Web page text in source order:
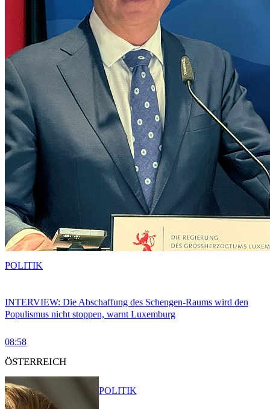
INTERVIEW: Die Abschaffung des Schengen-Raums wird den
Populismus nicht stoppen, warnt Luxemburg
08:58
POLITIK
ÖSTERREICH
POLITIK